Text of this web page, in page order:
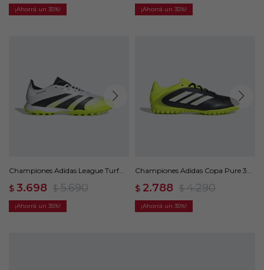
35 35
Championes Adidas League Turf
$ 3.698 $ 5.690
35
Championes Adidas Copa Pure 3
$ 2.788 $ 4.290
35